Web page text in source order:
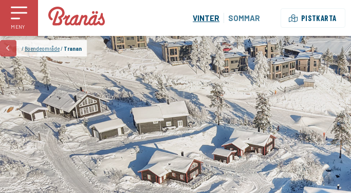
MENY
/ Boendeområde/ Tranan
VINTER SOMMAR PISTKARTA